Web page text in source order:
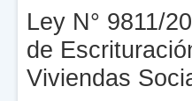
Ley N° 9811/
de
Viviendas